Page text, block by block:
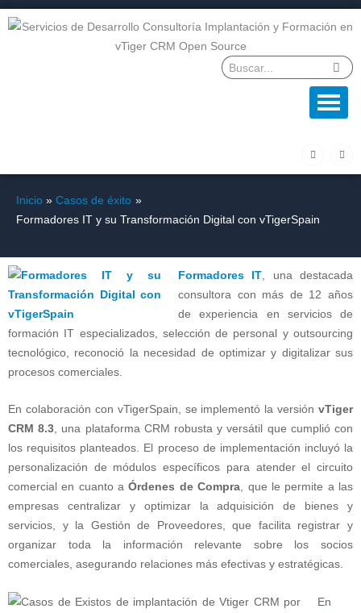
Ir
a
e
-
i
k
Inicio
Casos de éxito
Formadores IT y su Transformación Digital con vTigerSpain
Formadores IT , una destacada
consultora con más de 12 años
de experiencia en servicios de
formación IT especializados, selección de personal y outsourcing
tecnológico, reconoció la necesidad de optimizar y digitalizar sus
procesos comerciales.
En colaboración con vTigerSpain, se implementó la versión vTiger
CRM 8.3, una plataforma CRM robusta y versátil que cumplió con
los requisitos planteados. El proceso de implementación incluyó la
personalización de módulos específicos para atender el circuito
comercial en cuanto aÓrdenes de Compra, que le permite a las
empresas centralizar y optimizar la adquisición de bienes y
servicios, y la Gestión de Proveedores, que facilita registrar y
organizar toda la información relevante sobre los socios
comerciales, asegurando relaciones más efectivas y estratégicas.
En